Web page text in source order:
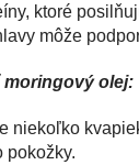
ktoré
môže
olej:
niekoľko
pokožky.